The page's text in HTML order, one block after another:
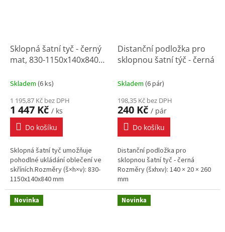
Sklopná šatní tyč - černý
mat, 830-1150x140x840
Skladem (6 ks)
1 195,87 Kč bez DPH
1 447 Kč / ks
Do košíku
Sklopná šatní tyč umožňuje
pohodlné ukládání oblečení ve
skříních.Rozměry (š×h×v): 830-
1150x140x840 mm
Distanční podložka pro
sklopnou šatní týč - černá
Skladem (6 pár)
198,35 Kč bez DPH
240 Kč / pár
Do košíku
Distanční podložka pro
sklopnou šatní tyč - černá
Rozměry (šxhxv): 140 × 20 × 260
mm
Novinka Novinka